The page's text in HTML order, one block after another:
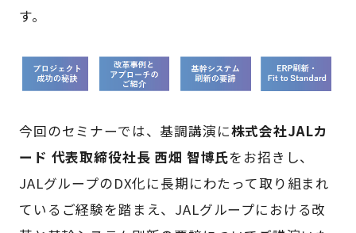
す。
今回のセミナーでは、基調講演に株式会社JALカ
ード 代表取締役社長 西畑 智博氏をお招きし、
JALグループのDX化に長期にわたって取り組まれ
ているご経験を踏まえ、JALグループにおける改